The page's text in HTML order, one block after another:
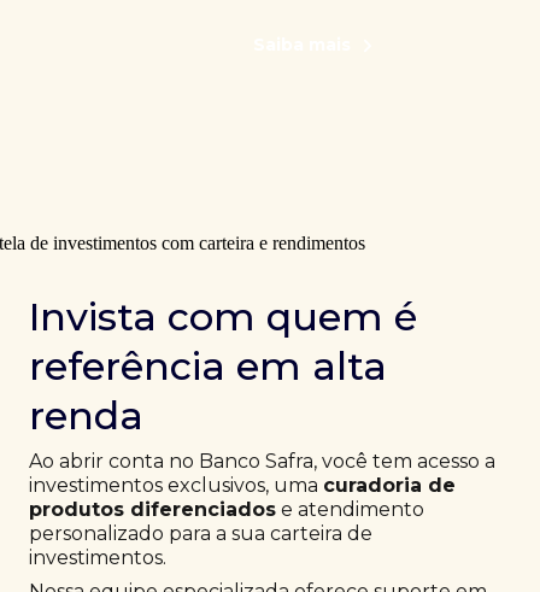
Invista com quem é
referência em alta
renda
Ao abrir conta no Banco Safra, você tem acesso a
investimentos exclusivos, uma curadoria de
produtos diferenciados e atendimento
personalizado para a sua carteira de
investimentos.